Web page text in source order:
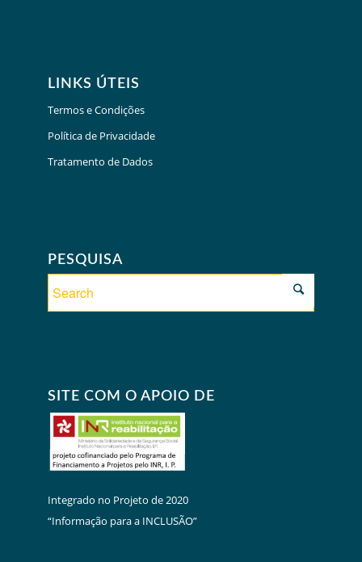
LINKS ÚTEIS
Termos e Condições
Política de Privacidade
Tratamento de Dados
PESQUISA
SITE COM O APOIO DE
Integrado no Projeto de 2020
“Informação para a INCLUSÃO”